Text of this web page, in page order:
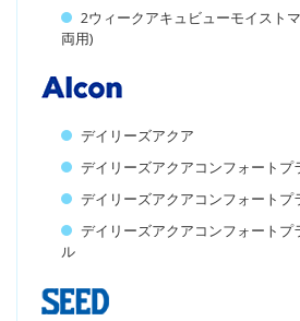
2ウィークアキュビューモイスト
両用)
デイリーズアクア
デイリーズアクアコンフォートプ
デイリーズアクアコンフォートプ
デイリーズアクアコンフォートプ
ル